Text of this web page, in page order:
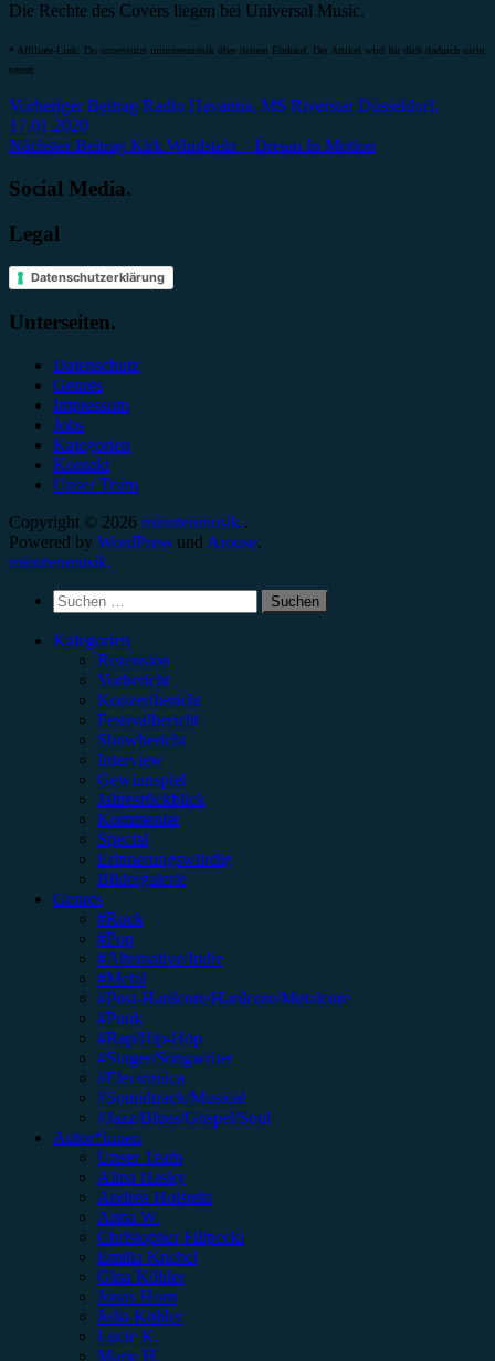
Die Rechte des Covers liegen bei Universal Music.
* Affiliate-Link: Du unterstützt minutenmusik über deinen Einkauf. Der Artikel wird für dich dadurch nicht
teurer.
Beitragsnavigation
Vorheriger Beitrag Radio Havanna, MS Riverstar Düsseldorf,
17.01.2020
Nächster Beitrag Kirk Windstein – Dream In Motion
Social Media.
Legal
Datenschutzerklärung
Unterseiten.
Datenschutz
Genres
Impressum
Jobs
Kategorien
Kontakt
Unser Team
Copyright © 2026 minutenmusik..
Powered by WordPress und Arouse.
minutenmusik.
Suchen
nach:
Kategorien
Rezension
Vorbericht
Konzertbericht
Festivalbericht
Showbericht
Interview
Gewinnspiel
Jahresrückblick
Kommentar
Special
Erinnerungswürdig
Bildergalerie
Genres
#Rock
#Pop
#Alternative/Indie
#Metal
#Post-Hardcore/Hardcore/Metalcore
#Punk
#Rap/Hip-Hop
#Singer/Songwriter
#Electronica
#Soundtrack/Musical
#Jazz/Blues/Gospel/Soul
Autor*innen
Unser Team
Alina Hasky
Andrea Holstein
Anna W.
Christopher Filipecki
Emilia Knebel
Gina Köhler
Jonas Horn
Julia Köhler
Lucie K.
Marie H.